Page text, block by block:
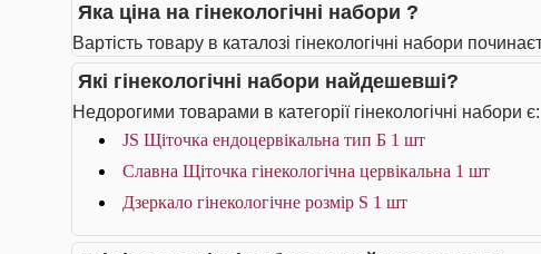
Яка ціна на гінекологічні набори ?
Вартість товару в каталозі гінекологічні набори
Які гінекологічні набори найдешевші?
Недорогими товарами в категорії гінекологічні набори є:
JS Щіточка ендоцервікальна тип Б 1 шт
Славна Щіточка гінекологічна цервікальна 1 шт
Дзеркало гінекологічне розмір S 1 шт